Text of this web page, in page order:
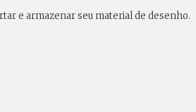
e armazenar seu material de desenho.